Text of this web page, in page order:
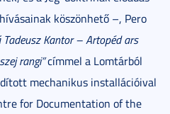
köszönhető –, Pero
Tadeusz Kantor – Artopéd ars
rangi”címmel a Lomtárból
mechanikus installációival
for Documentation of the